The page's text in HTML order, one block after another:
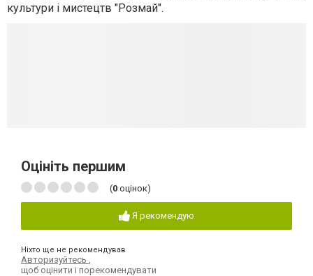
культури і мистецтв "Розмай".
Оцініть першим
(0 оцінок)
Я рекомендую
Ніхто ще не рекомендував
Авторизуйтесь ,
щоб оцінити і порекомендувати